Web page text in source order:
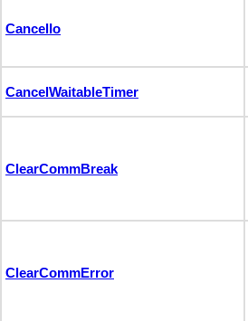
CancelIo
CancelWaitableTimer
ClearCommBreak
ClearCommError